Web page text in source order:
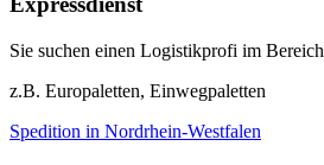
Sie suchen einen Logistikprofi im Bereich
z.B. Europaletten, Einwegpaletten
Spedition in Nordrhein-Westfalen